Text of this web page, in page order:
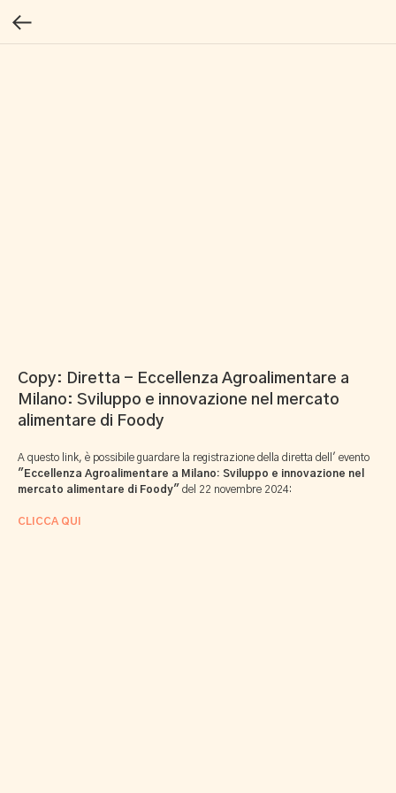
Copy: Diretta - Eccellenza Agroalimentare a
Milano: Sviluppo e innovazione nel mercato
alimentare di Foody
A questo link, è possibile guardare la registrazione della diretta dell' evento
"Eccellenza Agroalimentare a Milano: Sviluppo e innovazione nel
mercato alimentare di Foody" del 22 novembre 2024:
CLICCA QUI